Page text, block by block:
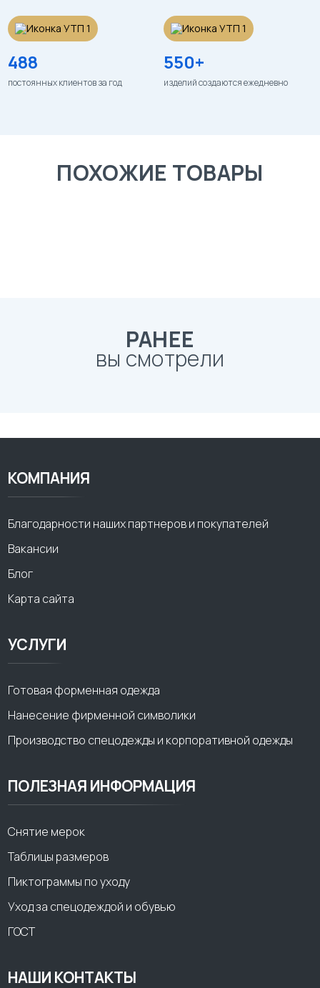
488
постоянных клиентов за год
550+
изделий создаются ежедневно
ПОХОЖИЕ ТОВАРЫ
РАНЕЕ
вы смотрели
КОМПАНИЯ
Благодарности наших партнеров и покупателей
Вакансии
Блог
Карта сайта
УСЛУГИ
Готовая форменная одежда
Нанесение фирменной символики
Производство спецодежды и корпоративной одежды
ПОЛЕЗНАЯ ИНФОРМАЦИЯ
Снятие мерок
Таблицы размеров
Пиктограммы по уходу
Уход за спецодеждой и обувью
ГОСТ
НАШИ КОНТАКТЫ